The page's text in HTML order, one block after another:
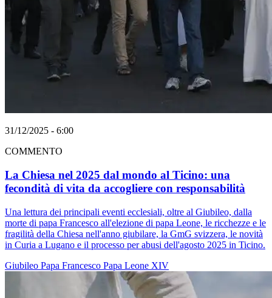
31/12/2025 - 6:00
COMMENTO
La Chiesa nel 2025 dal mondo al Ticino: una
fecondità di vita da accogliere con responsabilità
Una lettura dei principali eventi ecclesiali, oltre al Giubileo, dalla
morte di papa Francesco all'elezione di papa Leone, le ricchezze e le
fragilità della Chiesa nell'anno giubilare, la GmG svizzera, le novità
in Curia a Lugano e il processo per abusi dell'agosto 2025 in Ticino.
Giubileo Papa Francesco Papa Leone XIV